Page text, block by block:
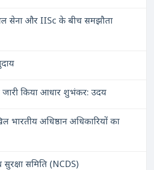
सेना और IISc के बीच समझौता
किया आधार शुभंकर: उदय
भारतीय अधिष्ठान अधिकारियों का
सुरक्षा समिति (NCDS)